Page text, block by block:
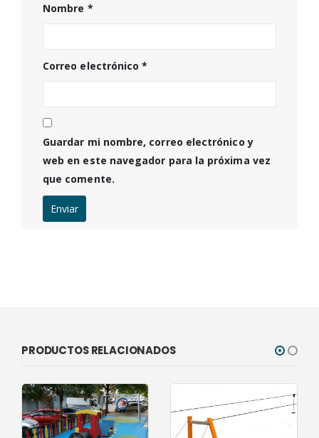
Nombre *
Correo electrónico*
Guardar mi nombre, correo electrónico y
web en este navegador para la próxima vez
que comente.
PRODUCTOS RELACIONADOS